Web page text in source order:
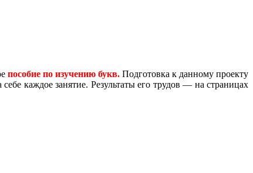
пособие по изучению букв. Подготовка к данному проекту
каждое занятие. Результаты его трудов — на страницах